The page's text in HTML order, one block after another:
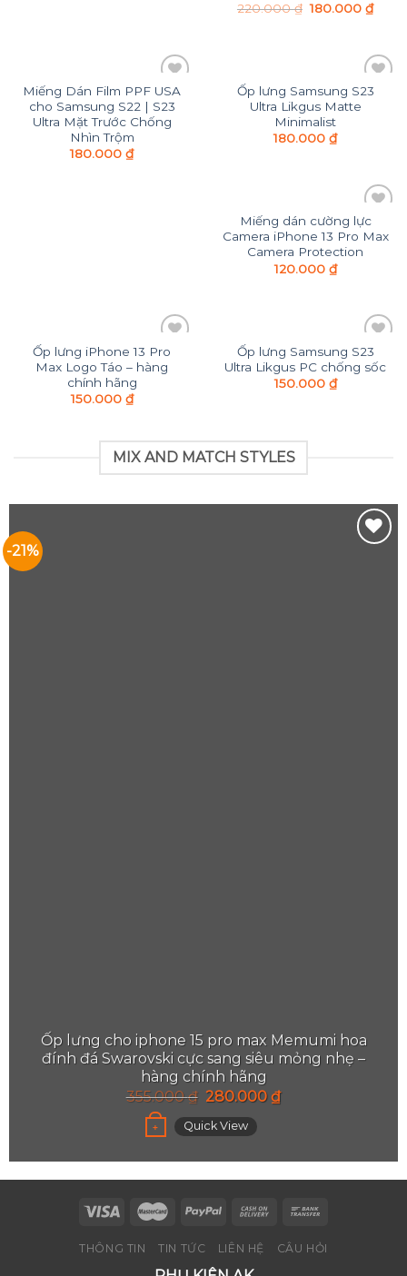
220.000₫ 180.000₫
Add to
Wishlist
Miếng Dán Film PPF USA
cho Samsung S22 | S23
Ultra Mặt Trước Chống
Nhìn Trộm
180.000 ₫
Add to
Wishlist
Ốp lưng Samsung S23
Ultra Likgus Matte
Minimalist
180.000 ₫
Add to
Wishlist
Miếng dán cường lực
Camera iPhone 13 Pro Max
Camera Protection
120.000 ₫
Add to
Wishlist
Ốp lưng iPhone 13 Pro
Max Logo Táo – hàng
chính hãng
150.000 ₫
Add to
Wishlist
Ốp lưng Samsung S23
Ultra Likgus PC chống sốc
150.000 ₫
MIX AND MATCH STYLES
-21%
Ốp lưng cho iphone 15 pro max Memumi hoa
đính đá Swarovski cực sang siêu mỏng nhẹ –
hàng chính hãng
355.000₫ 280.000₫
+ Quick View
THÔNG TIN TIN TỨC LIÊN HỆ CÂU HỎI